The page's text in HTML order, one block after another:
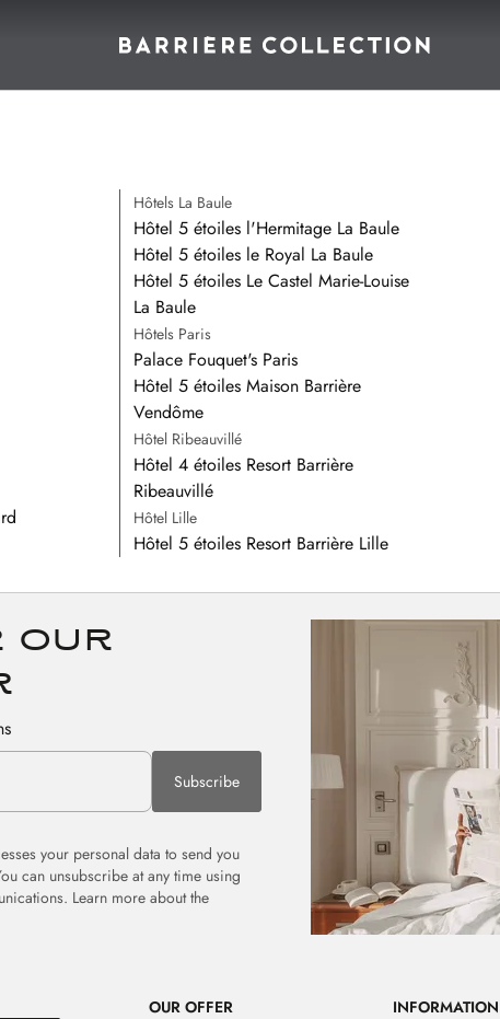
Hôtels La Baule
Hôtel 5 étoiles l'Hermitage La Baule
Hôtel 5 étoiles le Royal La Baule
Hôtel 5 étoiles Le Castel Marie-Louise
La Baule
Hôtels Paris
Palace Fouquet's Paris
Hôtel 5 étoiles Maison Barrière
Vendôme
Hôtel Ribeauvillé
Hôtel 4 étoiles Resort Barrière
Ribeauvillé
Hôtel Lille
Hôtel 5 étoiles Resort Barrière Lille
our
Subscribe
your personal data to send you
can unsubscribe at any time using
Learn more about the
OUR OFFER